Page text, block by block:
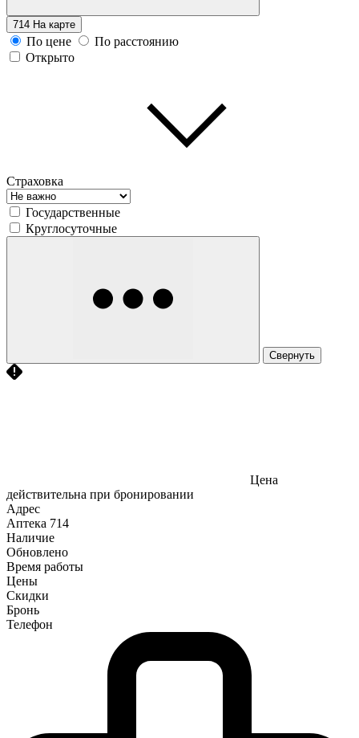
714 На карте
По цене
По расстоянию
Открыто
Страховка
Государственные
Круглосуточные
Свернуть
Цена
действительна при бронировании
Адрес
Аптека 714
Наличие
Обновлено
Время работы
Цены
Скидки
Бронь
Телефон